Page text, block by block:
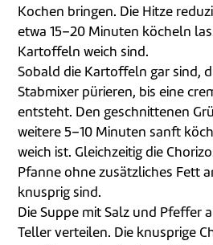
Kochen bringen. Die Hitze
etwa 15–20 Minuten köcheln
Kartoffeln weich sind.
Sobald die Kartoffeln gar sind,
Stabmixer pürieren, bis eine
entsteht. Den geschnittenen
weitere 5–10 Minuten sanft
weich ist. Gleichzeitig die
Pfanne ohne zusätzliches Fett
knusprig sind.
Die Suppe mit Salz und Pfeffer
Teller verteilen. Die knusprige